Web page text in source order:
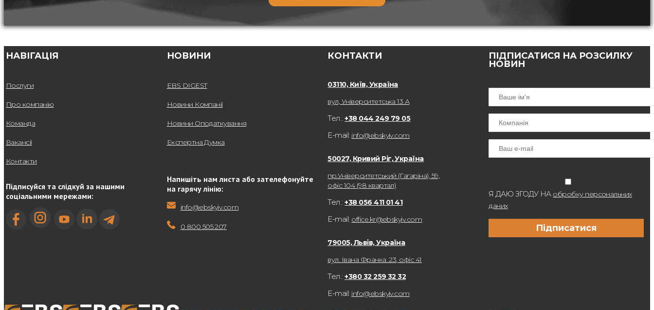
НАВІГАЦІЯ
Послуги
Про компанію
Команда
Вакансії
Контакти
Підписуйся та слідкуй за нашими
соціальними мережами:
НОВИНИ
EBS DIGEST
Новини Компанії
Новини Оподаткування
Експертна Думка
Напишіть нам листа або зателефонуйте
на гарячу лінію:
info@ebskyiv.com
0 800 505 207
КОНТАКТИ
03110, Київ, Україна
вул, Університетська 13 А
Тел.:+38 044 249 79 05
E-mail: info@ebskyiv.com
50027, Кривий Ріг, Україна
пр.Університетський (Гагаріна), 59,
офіс 104 (98 квартал)
Тел.:+38 056 411 01 41
E-mail: office.kr@ebskyiv.com
79005, Львів, Україна
вул. Івана Франка. 23, офіс 41
Тел.:+380 32 259 32 32
E-mail: info@ebskyiv.com
ПІДПИСАТИСЯ НА РОЗСИЛКУ
НОВИН
Я ДАЮ ЗГОДУ НА обробку персональних
даних